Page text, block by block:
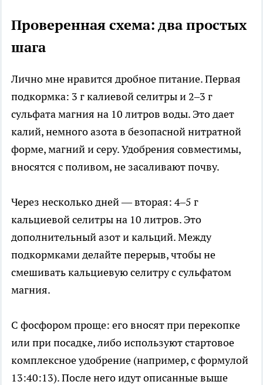
Проверенная схема: два простых
шага
Лично мне нравится дробное питание. Первая
подкормка: 3 г калиевой селитры и 2–3 г
сульфата магния на 10 литров воды. Это дает
калий, немного азота в безопасной нитратной
форме, магний и серу. Удобрения совместимы,
вносятся с поливом, не засаливают почву.
Через несколько дней — вторая: 4–5 г
кальциевой селитры на 10 литров. Это
дополнительный азот и кальций. Между
подкормками делайте перерыв, чтобы не
смешивать кальциевую селитру с сульфатом
магния.
С фосфором проще: его вносят при перекопке
или при посадке, либо используют стартовое
комплексное удобрение (например, с формулой
13:40:13). После него идут описанные выше